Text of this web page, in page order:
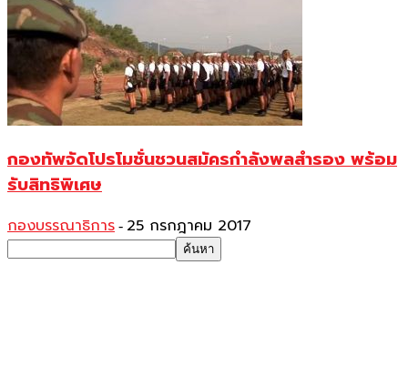
กองทัพจัดโปรโมชั่นชวนสมัครกำลังพลสำรอง พร้อม
รับสิทธิพิเศษ
กองบรรณาธิการ - 25 กรกฎาคม 2017